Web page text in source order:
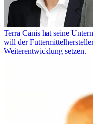
Terra Canis hat seine
will der
Weiterentwicklung setzen.